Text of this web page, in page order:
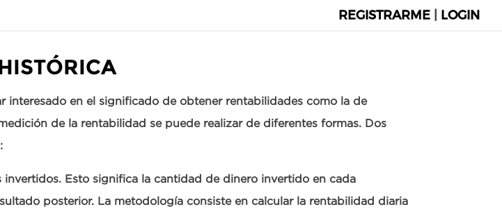
REGISTRARME LOGIN
interesado en el significado de obtener rentabilidades como la de
de la rentabilidad se puede realizar de diferentes formas. Dos
Esto significa la cantidad de dinero invertido en cada
posterior. La metodología consiste en calcular la rentabilidad diaria